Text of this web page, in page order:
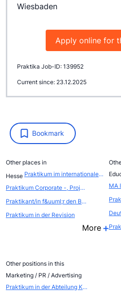
Bookmark
Other places in
Hesse
Praktikum im internationalen EVENTBEREICH (Atout France, die franz&ouml;sische Zentrale f&uuml;r Tourismus, Abteilung FRANCE CONVENTION BUREAU
Praktikum Corporate -, Project -, Structured -, Clean Energy -, Real Estate Finance u. Capital Markets
Praktikant/in f&uuml;r den Bereich Online Marketing und Content Management
Praktikum in der Revision
More
Other positions in this
Marketing / PR / Advertising
Praktikum in der Abteilung Kommunikation - Öffentlichkeitsarbeit / Eventmarketing
Wiesbaden
Apply online for
Praktika Job-ID: 139952
Current since: 23.12.2025